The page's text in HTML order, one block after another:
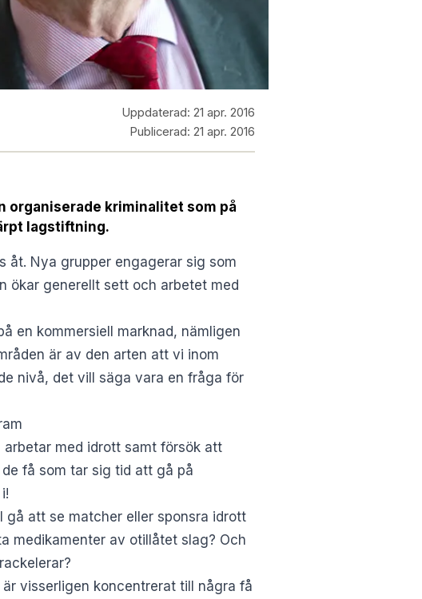
Uppdaterad: 21 apr. 2016
Publicerad: 21 apr. 2016
organiserade kriminalitet som på
lagstiftning.
åt. Nya grupper engagerar sig som
ökar generellt sett och arbetet med
en kommersiell marknad, nämligen
är av den arten att vi inom
nivå, det vill säga vara en fråga för
med idrott samt försök att
få som tar sig tid att gå på
gå att se matcher eller sponsra idrott
medikamenter av otillåtet slag? Och
visserligen koncentrerat till några få